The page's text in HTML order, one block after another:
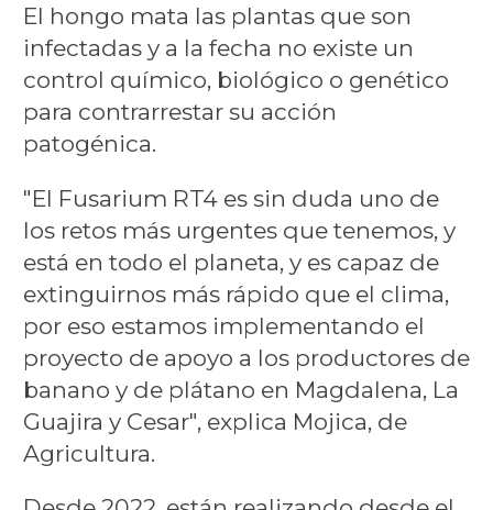
El hongo mata las plantas que son
infectadas y a la fecha no existe un
control químico, biológico o genético
para contrarrestar su acción
patogénica.
"El Fusarium RT4 es sin duda uno de
los retos más urgentes que tenemos, y
está en todo el planeta, y es capaz de
extinguirnos más rápido que el clima,
por eso estamos implementando el
proyecto de apoyo a los productores de
banano y de plátano en Magdalena, La
Guajira y Cesar", explica Mojica, de
Agricultura.